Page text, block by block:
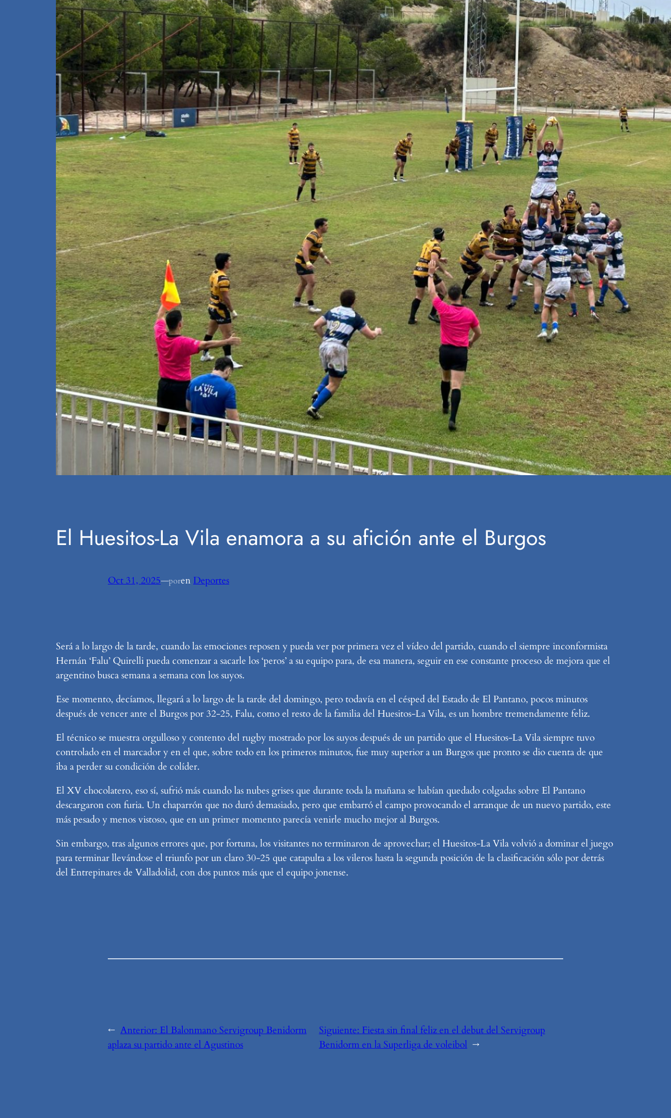
El Huesitos-La Vila enamora a su afición ante el Burgos
Oct 31, 2025—poren Deportes
Será a lo largo de la tarde, cuando las emociones reposen y pueda ver por primera vez el vídeo del partido, cuando el siempre inconformista
Hernán ‘Falu’ Quirelli pueda comenzar a sacarle los ‘peros’ a su equipo para, de esa manera, seguir en ese constante proceso de mejora que el
argentino busca semana a semana con los suyos.
Ese momento, decíamos, llegará a lo largo de la tarde del domingo, pero todavía en el césped del Estado de El Pantano, pocos minutos
después de vencer ante el Burgos por 32-25, Falu, como el resto de la familia del Huesitos-La Vila, es un hombre tremendamente feliz.
El técnico se muestra orgulloso y contento del rugby mostrado por los suyos después de un partido que el Huesitos-La Vila siempre tuvo
controlado en el marcador y en el que, sobre todo en los primeros minutos, fue muy superior a un Burgos que pronto se dio cuenta de que
iba a perder su condición de colíder.
El XV chocolatero, eso sí, sufrió más cuando las nubes grises que durante toda la mañana se habían quedado colgadas sobre El Pantano
descargaron con furia. Un chaparrón que no duró demasiado, pero que embarró el campo provocando el arranque de un nuevo partido, este
más pesado y menos vistoso, que en un primer momento parecía venirle mucho mejor al Burgos.
Sin embargo, tras algunos errores que, por fortuna, los visitantes no terminaron de aprovechar; el Huesitos-La Vila volvió a dominar el juego
para terminar llevándose el triunfo por un claro 30-25 que catapulta a los vileros hasta la segunda posición de la clasificación sólo por detrás
del Entrepinares de Valladolid, con dos puntos más que el equipo jonense.
← Anterior: El Balonmano Servigroup Benidorm
aplaza su partido ante el Agustinos
Siguiente: Fiesta sin final feliz en el debut del Servigroup
Benidorm en la Superliga de voleibol →